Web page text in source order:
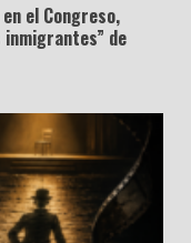
el Congreso,
de